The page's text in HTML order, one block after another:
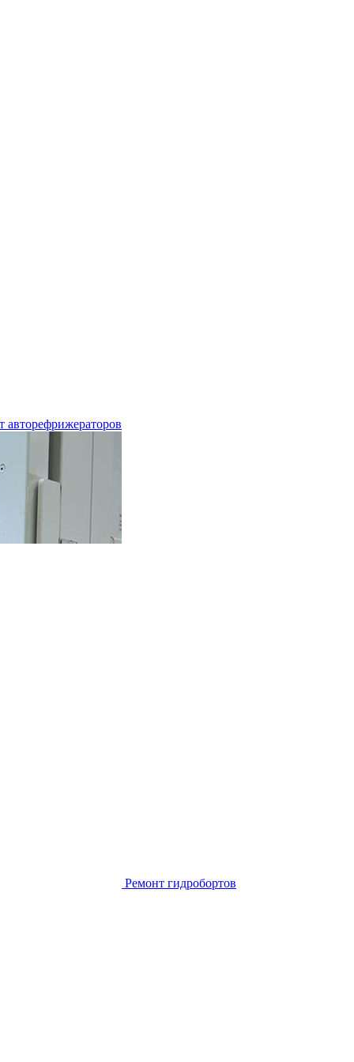
авторефрижераторов
Ремонт гидробортов